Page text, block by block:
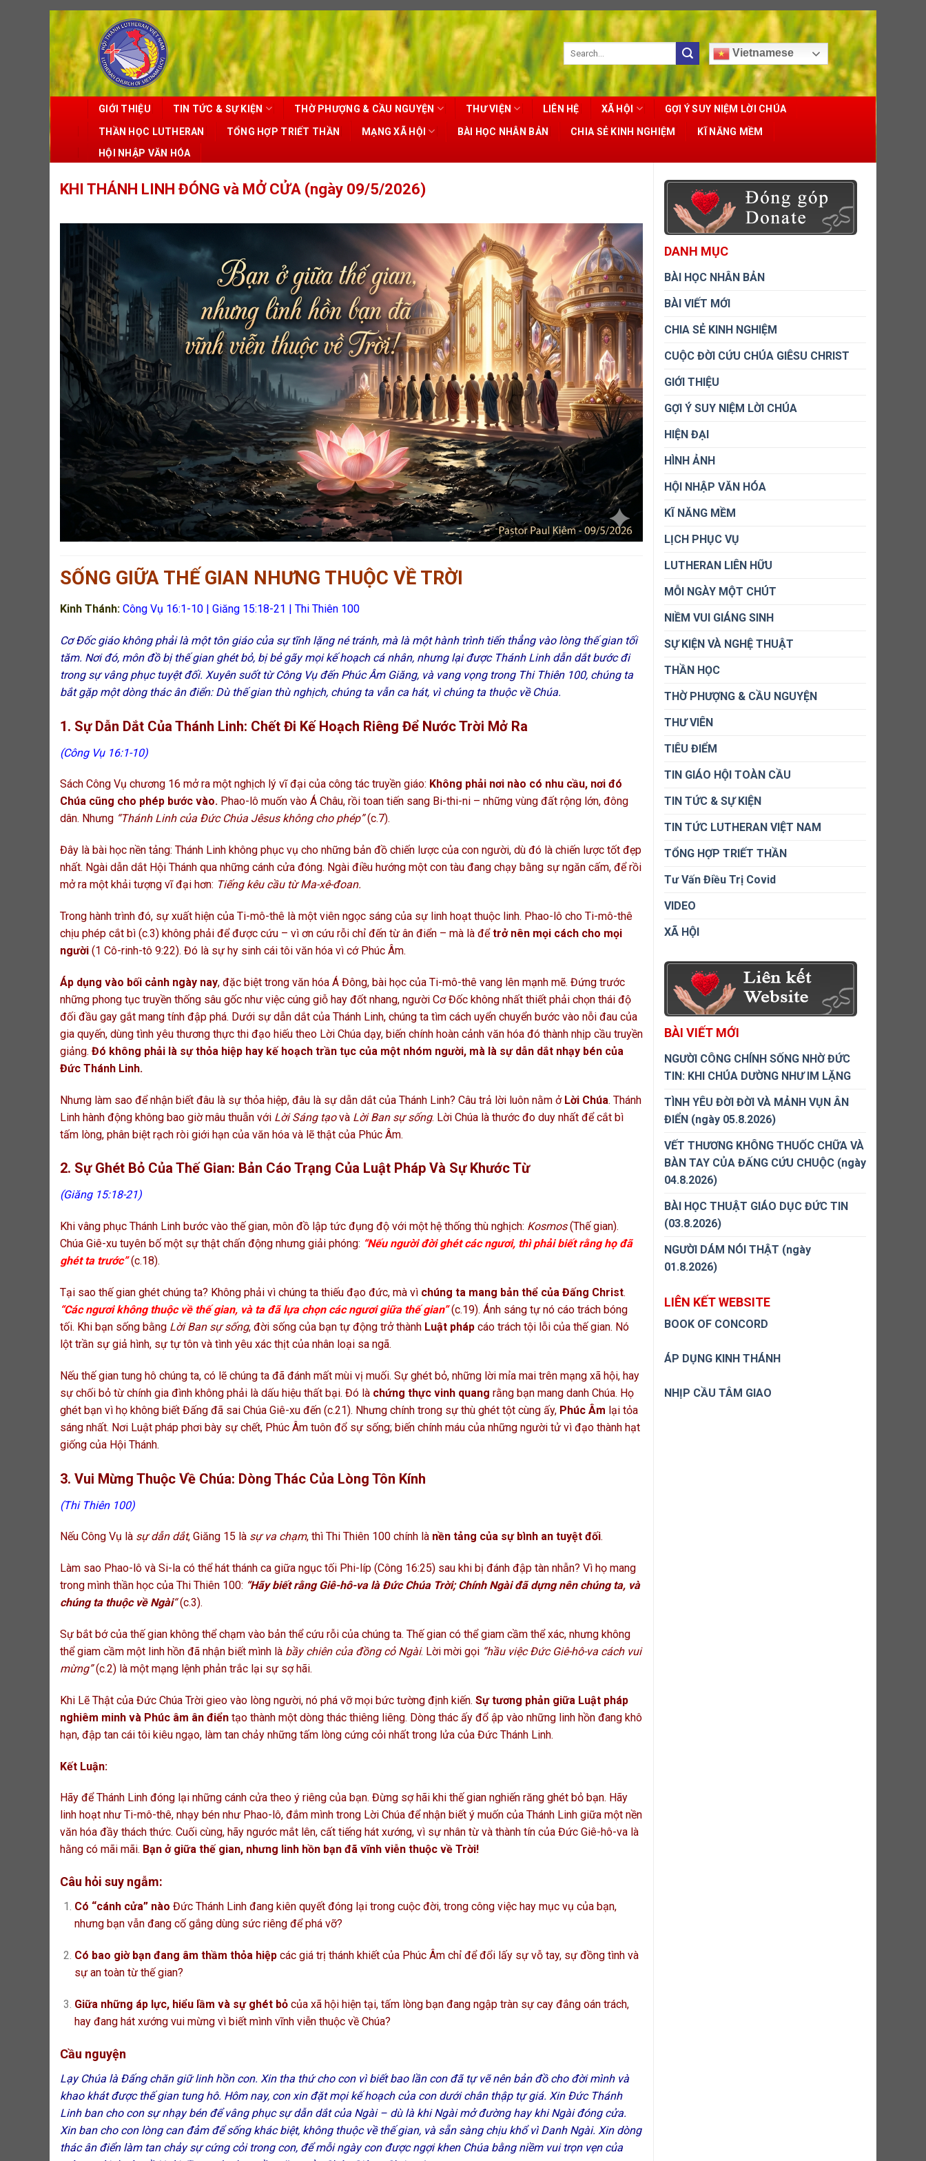
Skip
to
content
Vietnamese
GIỚI THIỆU TIN TỨC & SỰ KIỆN THỜ PHƯỢNG & CẦU NGUYỆN THƯ VIỆN LIÊN HỆ XÃ HỘI GỢI Ý SUY NIỆM LỜI CHÚA
THẦN HỌC LUTHERAN TỔNG HỢP TRIẾT THẦN MẠNG XÃ HỘI BÀI HỌC NHÂN BẢN CHIA SẺ KINH NGHIỆM
KĨ NĂNG MỀM
HỘI NHẬP VĂN HÓA
KHI THÁNH LINH ĐÓNG và MỞ CỬA (ngày 09/5/2026)
SỐNG GIỮA THẾ GIAN NHƯNG THUỘC VỀ TRỜI
Kinh Thánh: Công Vụ 16:1-10 | Giăng 15:18-21 | Thi Thiên 100
Cơ Đốc giáo không phải là một tôn giáo của sự tĩnh lặng né tránh, mà là một hành trình tiến thẳng vào lòng thế gian tối
tăm. Nơi đó, môn đồ bị thế gian ghét bỏ, bị bẻ gãy mọi kế hoạch cá nhân, nhưng lại được Thánh Linh dẫn dắt bước đi
trong sự vâng phục tuyệt đối. Xuyên suốt từ Công Vụ đến Phúc Âm Giăng, và vang vọng trong Thi Thiên 100, chúng ta
bắt gặp một dòng thác ân điển: Dù thế gian thù nghịch, chúng ta vẫn ca hát, vì chúng ta thuộc về Chúa.
1. Sự Dẫn Dắt Của Thánh Linh: Chết Đi Kế Hoạch Riêng Để Nước Trời Mở Ra
(Công Vụ 16:1-10)
Sách Công Vụ chương 16 mở ra một nghịch lý vĩ đại của công tác truyền giáo: Không phải nơi nào có nhu cầu, nơi đó
Chúa cũng cho phép bước vào. Phao-lô muốn vào Á Châu, rồi toan tiến sang Bi-thi-ni – những vùng đất rộng lớn, đông
dân. Nhưng “Thánh Linh của Đức Chúa Jêsus không cho phép”(c.7).
Đây là bài học nền tảng: Thánh Linh không phục vụ cho những bản đồ chiến lược của con người, dù đó là chiến lược tốt đẹp
nhất. Ngài dẫn dắt Hội Thánh qua những cánh cửa đóng. Ngài điều hướng một con tàu đang chạy bằng sự ngăn cấm, để rồi
mở ra một khải tượng vĩ đại hơn: Tiếng kêu cầu từ Ma-xê-đoan.
Trong hành trình đó, sự xuất hiện của Ti-mô-thê là một viên ngọc sáng của sự linh hoạt thuộc linh. Phao-lô cho Ti-mô-thê
chịu phép cắt bì (c.3) không phải để được cứu – vì ơn cứu rỗi chỉ đến từ ân điển – mà là đểtrở nên mọi cách cho mọi
người (1 Cô-rinh-tô 9:22). Đó là sự hy sinh cái tôi văn hóa vì cớ Phúc Âm.
Áp dụng vào bối cảnh ngày nay, đặc biệt trong văn hóa Á Đông, bài học của Ti-mô-thê vang lên mạnh mẽ. Đứng trước
những phong tục truyền thống sâu gốc như việc cúng giỗ hay đốt nhang, người Cơ Đốc không nhất thiết phải chọn thái độ
đối đầu gay gắt mang tính đập phá. Dưới sự dẫn dắt của Thánh Linh, chúng ta tìm cách uyển chuyển bước vào nỗi đau của
gia quyến, dùng tình yêu thương thực thi đạo hiếu theo Lời Chúa dạy, biến chính hoàn cảnh văn hóa đó thành nhịp cầu truyền
giảng. Đó không phải là sự thỏa hiệp hay kế hoạch trần tục của một nhóm người, mà là sự dẫn dắt nhạy bén của
Đức Thánh Linh.
Nhưng làm sao để nhận biết đâu là sự thỏa hiệp, đâu là sự dẫn dắt của Thánh Linh? Câu trả lời luôn nằm ở Lời Chúa. Thánh
Linh hành động không bao giờ mâu thuẫn với Lời Sáng tạovà Lời Ban sự sống. Lời Chúa là thước đo duy nhất để cắt bì
tấm lòng, phân biệt rạch ròi giới hạn của văn hóa và lẽ thật của Phúc Âm.
2. Sự Ghét Bỏ Của Thế Gian: Bản Cáo Trạng Của Luật Pháp Và Sự Khước Từ
(Giăng 15:18-21)
Khi vâng phục Thánh Linh bước vào thế gian, môn đồ lập tức đụng độ với một hệ thống thù nghịch: Kosmos(Thế gian).
Chúa Giê-xu tuyên bố một sự thật chấn động nhưng giải phóng: “Nếu người đời ghét các ngươi, thì phải biết rằng họ đã
ghét ta trước”(c.18).
Tại sao thế gian ghét chúng ta? Không phải vì chúng ta thiếu đạo đức, mà vì chúng ta mang bản thể của Đấng Christ.
“Các ngươi không thuộc về thế gian, và ta đã lựa chọn các ngươi giữa thế gian”(c.19). Ánh sáng tự nó cáo trách bóng
tối. Khi bạn sống bằng Lời Ban sự sống, đời sống của bạn tự động trở thành Luật pháp cáo trách tội lỗi của thế gian. Nó
lột trần sự giả hình, sự tự tôn và tình yêu xác thịt của nhân loại sa ngã.
Nếu thế gian tung hô chúng ta, có lẽ chúng ta đã đánh mất mùi vị muối. Sự ghét bỏ, những lời mỉa mai trên mạng xã hội, hay
sự chối bỏ từ chính gia đình không phải là dấu hiệu thất bại. Đó là chứng thực vinh quang rằng bạn mang danh Chúa. Họ
ghét bạn vì họ không biết Đấng đã sai Chúa Giê-xu đến (c.21). Nhưng chính trong sự thù ghét tột cùng ấy, Phúc Âm lại tỏa
sáng nhất. Nơi Luật pháp phơi bày sự chết, Phúc Âm tuôn đổ sự sống; biến chính máu của những người tử vì đạo thành hạt
giống của Hội Thánh.
3. Vui Mừng Thuộc Về Chúa: Dòng Thác Của Lòng Tôn Kính
(Thi Thiên 100)
Nếu Công Vụ là sự dẫn dắt, Giăng 15 là sự va chạm, thì Thi Thiên 100 chính là nền tảng của sự bình an tuyệt đối.
Làm sao Phao-lô và Si-la có thể hát thánh ca giữa ngục tối Phi-líp (Công 16:25) sau khi bị đánh đập tàn nhẫn? Vì họ mang
trong mình thần học của Thi Thiên 100: “Hãy biết rằng Giê-hô-va là Đức Chúa Trời; Chính Ngài đã dựng nên chúng ta, và
chúng ta thuộc về Ngài“(c.3).
Sự bắt bớ của thế gian không thể chạm vào bản thể cứu rỗi của chúng ta. Thế gian có thể giam cầm thể xác, nhưng không
thể giam cầm một linh hồn đã nhận biết mình là bầy chiên của đồng cỏ Ngài. Lời mời gọi “hầu việc Đức Giê-hô-va cách vui
mừng”(c.2) là một mạng lệnh phản trắc lại sự sợ hãi.
Khi Lẽ Thật của Đức Chúa Trời gieo vào lòng người, nó phá vỡ mọi bức tường định kiến. Sự tương phản giữa Luật pháp
nghiêm minh và Phúc âm ân điển tạo thành một dòng thác thiêng liêng. Dòng thác ấy đổ ập vào những linh hồn đang khô
hạn, đập tan cái tôi kiêu ngạo, làm tan chảy những tấm lòng cứng cỏi nhất trong lửa của Đức Thánh Linh.
Kết Luận:
Hãy để Thánh Linh đóng lại những cánh cửa theo ý riêng của bạn. Đừng sợ hãi khi thế gian nghiến răng ghét bỏ bạn. Hãy
linh hoạt như Ti-mô-thê, nhạy bén như Phao-lô, đắm mình trong Lời Chúa để nhận biết ý muốn của Thánh Linh giữa một nền
văn hóa đầy thách thức. Cuối cùng, hãy ngước mắt lên, cất tiếng hát xướng, vì sự nhân từ và thành tín của Đức Giê-hô-va là
hằng có mãi mãi. Bạn ở giữa thế gian, nhưng linh hồn bạn đã vĩnh viễn thuộc về Trời!
Câu hỏi suy ngẫm:
Có “cánh cửa” nào Đức Thánh Linh đang kiên quyết đóng lại trong cuộc đời, trong công việc hay mục vụ của bạn,
nhưng bạn vẫn đang cố gắng dùng sức riêng để phá vỡ?
Có bao giờ bạn đang âm thầm thỏa hiệpcác giá trị thánh khiết của Phúc Âm chỉ để đổi lấy sự vỗ tay, sự đồng tình và
sự an toàn từ thế gian?
Giữa những áp lực, hiểu lầm và sự ghét bỏcủa xã hội hiện tại, tấm lòng bạn đang ngập tràn sự cay đắng oán trách,
hay đang hát xướng vui mừng vì biết mình vĩnh viễn thuộc về Chúa?
Cầu nguyện
Lạy Chúa là Đấng chăn giữ linh hồn con. Xin tha thứ cho con vì biết bao lần con đã tự vẽ nên bản đồ cho đời mình và
khao khát được thế gian tung hô. Hôm nay, con xin đặt mọi kế hoạch của con dưới chân thập tự giá. Xin Đức Thánh
Linh ban cho con sự nhạy bén để vâng phục sự dẫn dắt của Ngài – dù là khi Ngài mở đường hay khi Ngài đóng cửa.
Xin ban cho con lòng can đảm để sống khác biệt, không thuộc về thế gian, và sẵn sàng chịu khổ vì Danh Ngài. Xin dòng
thác ân điển làm tan chảy sự cứng cỏi trong con, để mỗi ngày con được ngợi khen Chúa bằng niềm vui trọn vẹn của
DANH MỤC
BÀI HỌC NHÂN BẢN
BÀI VIẾT MỚI
CHIA SẺ KINH NGHIỆM
CUỘC ĐỜI CỨU CHÚA GIÊSU CHRIST
GIỚI THIỆU
GỢI Ý SUY NIỆM LỜI CHÚA
HIỆN ĐẠI
HÌNH ẢNH
HỘI NHẬP VĂN HÓA
KĨ NĂNG MỀM
LỊCH PHỤC VỤ
LUTHERAN LIÊN HỮU
MỖI NGÀY MỘT CHÚT
NIỀM VUI GIÁNG SINH
SỰ KIỆN VÀ NGHỆ THUẬT
THẦN HỌC
THỜ PHƯỢNG & CẦU NGUYỆN
THƯ VIÊN
TIÊU ĐIỂM
TIN GIÁO HỘI TOÀN CẦU
TIN TỨC & SỰ KIỆN
TIN TỨC LUTHERAN VIỆT NAM
TỔNG HỢP TRIẾT THẦN
Tư Vấn Điều Trị Covid
VIDEO
XÃ HỘI
BÀI VIẾT MỚI
NGƯỜI CÔNG CHÍNH SỐNG NHỜ ĐỨC
TIN: KHI CHÚA DƯỜNG NHƯ IM LẶNG
TÌNH YÊU ĐỜI ĐỜI VÀ MẢNH VỤN ÂN
ĐIỂN (ngày 05.8.2026)
VẾT THƯƠNG KHÔNG THUỐC CHỮA VÀ
BÀN TAY CỦA ĐẤNG CỨU CHUỘC (ngày
04.8.2026)
BÀI HỌC THUẬT GIÁO DỤC ĐỨC TIN
(03.8.2026)
NGƯỜI DÁM NÓI THẬT (ngày
01.8.2026)
LIÊN KẾT WEBSITE
BOOK OF CONCORD
ÁP DỤNG KINH THÁNH
NHỊP CẦU TÂM GIAO